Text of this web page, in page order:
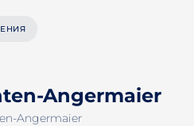
Angermaier
Angermaier